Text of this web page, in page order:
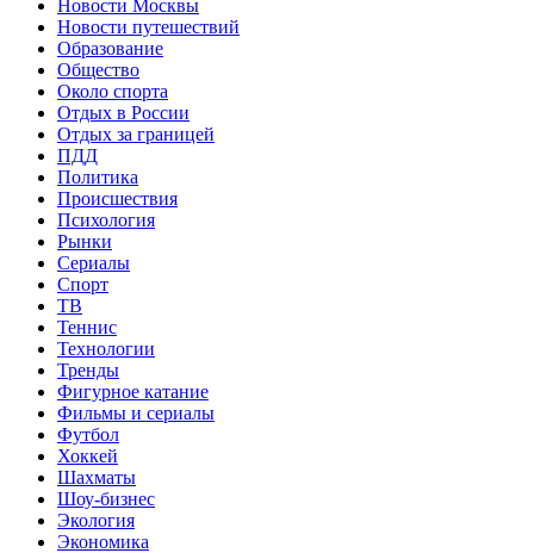
Новости Москвы
Новости путешествий
Образование
Общество
Около спорта
Отдых в России
Отдых за границей
ПДД
Политика
Происшествия
Психология
Рынки
Сериалы
Спорт
ТВ
Теннис
Технологии
Тренды
Фигурное катание
Фильмы и сериалы
Футбол
Хоккей
Шахматы
Шоу-бизнес
Экология
Экономика